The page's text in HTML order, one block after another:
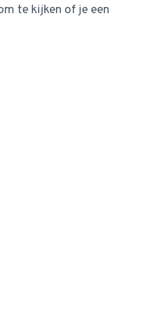
te kijken of je een